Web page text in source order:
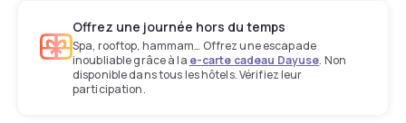
Offrez une journée hors du temps
Spa, rooftop, hammam… Offrez une escapade
inoubliable grâce à la e-carte cadeau Dayuse. Non
disponible dans tous les hôtels. Vérifiez leur
participation.